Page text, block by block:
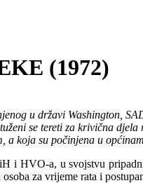
(1972)
u državi Washington,
se tereti za krivična
a koja su počinjena u
HVO-a, u svojstvu
za vrijeme rata i